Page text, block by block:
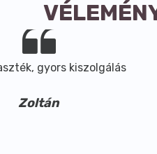
gyors kiszolgálás
Zoltán